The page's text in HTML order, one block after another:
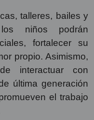
talleres, bailes y
los niños podrán
fortalecer su
propio. Asimismo,
interactuar con
última generación
el trabajo